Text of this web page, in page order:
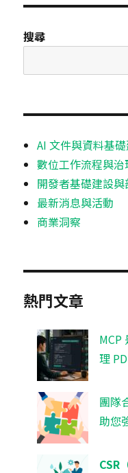
搜尋
AI 文件與資料基
數位工作流程與治
開發者基礎建設與
最新消息與活動
商業洞察
熱門文章
MCP
理
團隊
助您
CSR